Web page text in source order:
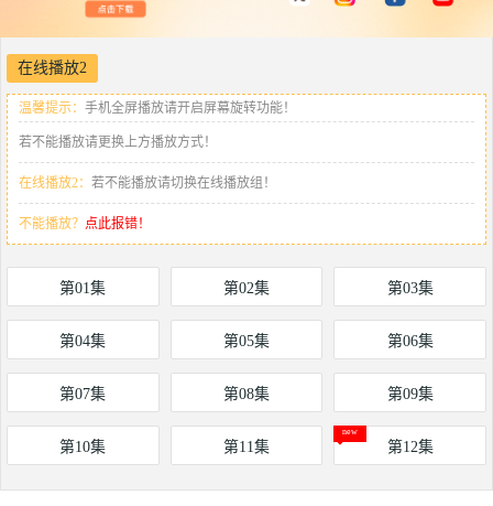
在线播放2
温馨提示： 手机全屏播放请开启屏幕旋转功能！
若不能播放请更换上方播放方式！
在线播放2： 若不能播放请切换在线播放组！
不能播放？ 点此报错！
第01集 第02集 第03集
第04集 第05集 第06集
第07集 第08集 第09集
第10集 第11集 第12集